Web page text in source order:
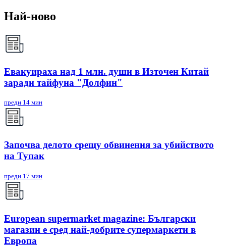
Най-ново
Евакуираха над 1 млн. души в Източен Китай
заради тайфуна "Долфин"
преди 14 мин
Започва делото срещу обвинения за убийството
на Тупак
преди 17 мин
European supermarket magazine: Български
магазин е сред най-добрите супермаркети в
Европа